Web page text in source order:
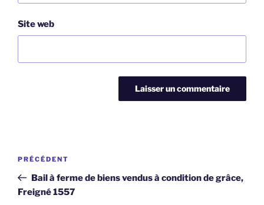
Site web
Navigation
l’article
Article
précédent
PRÉCÉDENT
Bail à ferme de biens vendus à condition de grâce,
Freigné 1557